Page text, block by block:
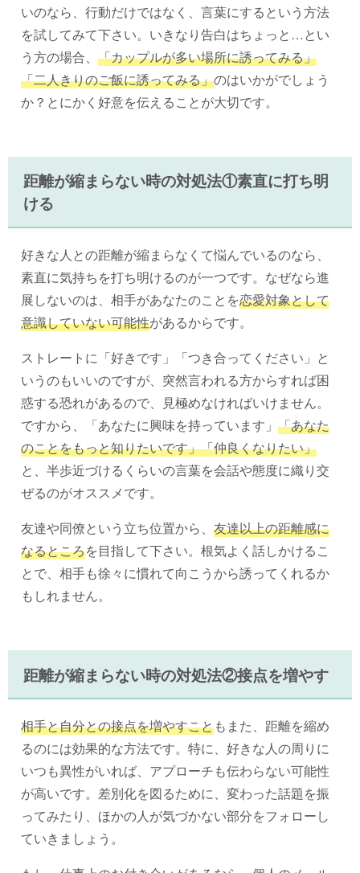
いのなら、行動だけではなく、言葉にするという方法
を試してみて下さい。いきなり告白はちょっと…とい
う方の場合、 「カップルが多い場所に誘ってみる」
「二人きりのご飯に誘ってみる」のはいかがでしょう
か？とにかく好意を伝えることが大切です。
距離が縮まらない時の対処法①素直に打ち明
ける
好きな人との距離が縮まらなくて悩んでいるのなら、
素直に気持ちを打ち明けるのが一つです。なぜなら進
展しないのは、相手があなたのことを恋愛対象として
意識していない可能性があるからです。
ストレートに「好きです」「つき合ってください」と
いうのもいいのですが、突然言われる方からすれば困
惑する恐れがあるので、見極めなければいけません。
ですから、「あなたに興味を持っています」 「あなた
のことをもっと知りたいです」「仲良くなりたい」
と、半歩近づけるくらいの言葉を会話や態度に織り交
ぜるのがオススメです。
友達や同僚という立ち位置から、 友達以上の距離感に
なるところを目指して下さい。根気よく話しかけるこ
とで、相手も徐々に慣れて向こうから誘ってくれるか
もしれません。
距離が縮まらない時の対処法②接点を増やす
相手と自分との接点を増やすこともまた、距離を縮め
るのには効果的な方法です。特に、好きな人の周りに
いつも異性がいれば、アプローチも伝わらない可能性
が高いです。差別化を図るために、変わった話題を振
ってみたり、ほかの人が気づかない部分をフォローし
ていきましょう。